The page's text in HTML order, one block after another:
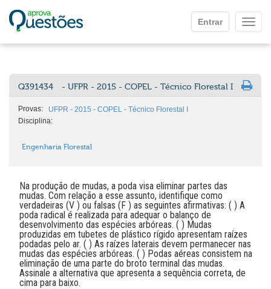
Entrar
Q391434 - UFPR - 2015 - COPEL - Técnico Florestal I
Provas:
UFPR - 2015 - COPEL - Técnico Florestal I
Disciplina:
Engenharia Florestal
Na produção de mudas, a poda visa eliminar partes das
mudas. Com relação a esse assunto, identifique como
verdadeiras (V ) ou falsas (F ) as seguintes afirmativas: ( ) A
poda radical é realizada para adequar o balanço de
desenvolvimento das espécies arbóreas. ( ) Mudas
produzidas em tubetes de plástico rígido apresentam raízes
podadas pelo ar. ( ) As raízes laterais devem permanecer nas
mudas das espécies arbóreas. ( ) Podas aéreas consistem na
eliminação de uma parte do broto terminal das mudas.
Assinale a alternativa que apresenta a sequência correta, de
cima para baixo.